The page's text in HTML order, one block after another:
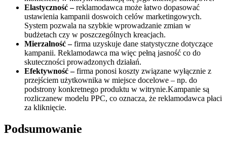
Elastyczność –reklamodawca może łatwo dopasować
ustawienia kampanii doswoich celów marketingowych.
System pozwala na szybkie wprowadzanie zmian w
budżetach czy w poszczególnych kreacjach.
Mierzalność –firma uzyskuje dane statystyczne dotyczące
kampanii. Reklamodawca ma więc pełną jasność co do
skuteczności prowadzonych działań.
Efektywność –firma ponosi koszty związane wyłącznie z
przejściem użytkownika w miejsce docelowe – np. do
podstrony konkretnego produktu w witrynie.Kampanie są
rozliczanew modelu PPC, co oznacza, że reklamodawca płaci
za kliknięcie.
Podsumowanie